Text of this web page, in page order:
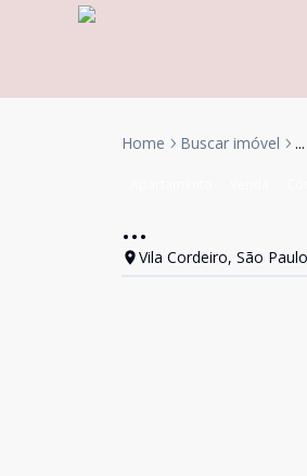
Home Buscar imóvel ...
...
Vila Cordeiro, São